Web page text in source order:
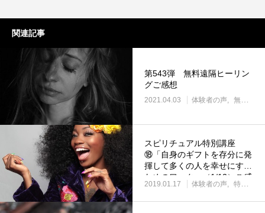
関連記事
第543弾 無料遠隔ヒーリン
グご感想
2021.04.03 体験者の声 無料遠隔ヒーリング
スピリチュアル特別講座
⑱「自身のギフトを存分に発
揮して多くの人を幸せにする
ためのワーク」（1/12）ご感
想
2019.01.17 体験者の声 特別講座